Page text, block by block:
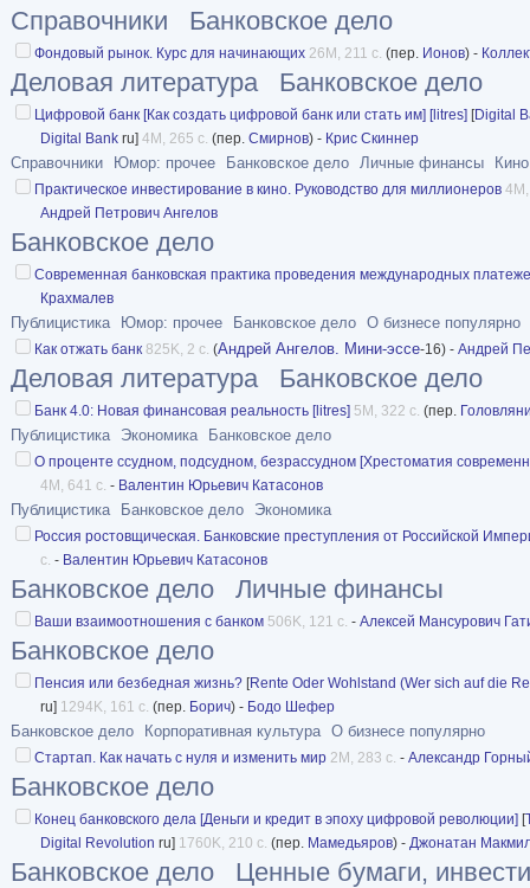
Справочники Банковское дело
Фондовый рынок. Курс для начинающих 26M, 211 с. (пер. Ионов) -
Деловая литература Банковское дело
Цифровой банк [Как создать цифровой банк или стать им] [litres] [Digital
Digital Bank ru] 4M, 265 с. (пер. Смирнов) - Крис Скиннер
Справочники Юмор: прочее Банковское дело Личные финансы Кино
Практическое инвестирование в кино. Руководство для миллионеров
Андрей Петрович Ангелов
Банковское дело
Современная банковская практика проведения международных
Крахмалев
Публицистика Юмор: прочее Банковское дело О бизнесе популярно
Как отжать банк 825K, 2 с. (Андрей Ангелов. Мини-эссе-16) - Андрей
Деловая литература Банковское дело
Банк 4.0: Новая финансовая реальность [litres] 5M, 322 с. (пер.
Публицистика Экономика Банковское дело
О проценте ссудном, подсудном, безрассудном [Хрестоматия
4M, 641 с. - Валентин Юрьевич Катасонов
Публицистика Банковское дело Экономика
Россия ростовщическая. Банковские преступления от Российской
с. - Валентин Юрьевич Катасонов
Банковское дело Личные финансы
Ваши взаимоотношения с банком 506K, 121 с. - Алексей Мансурович
Банковское дело
Пенсия или безбедная жизнь? [Rente Oder Wohlstand (Wer sich auf die
ru] 1294K, 161 с. (пер. Борич) - Бодо Шефер
Банковское дело Корпоративная культура О бизнесе популярно
Стартап. Как начать с нуля и изменить мир 2M, 283 с. - Александр
Банковское дело
Конец банковского дела [Деньги и кредит в эпоху цифровой революции] [
Digital Revolution ru] 1760K, 210 с. (пер. Мамедьяров) - Джонатан
Банковское дело Ценные бумаги,